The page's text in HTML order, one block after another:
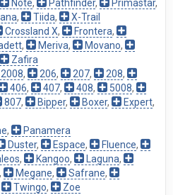
Note, Pathfinder, Primastar,
, Tiida,
X-Trail
Crossland X, Frontera,
, Meriva, Movano,
Zafira
2008, 206, 207, 208,
406, 407, 408, 5008,
807, Bipper, Boxer, Expert,
,
Panamera
Duster, Espace, Fluence,
, Kangoo, Laguna,
, Megane, Safrane,
Twingo,
Zoe